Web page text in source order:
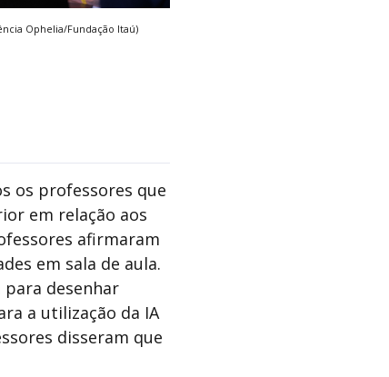
Ophelia/Fundação Itaú)
os professores que
em relação aos
afirmaram
em sala de aula.
desenhar
a utilização da IA
disseram que